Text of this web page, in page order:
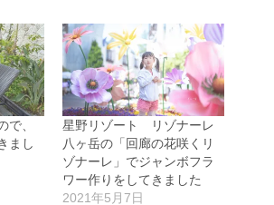
で、
まし
星野リゾート リゾナーレ
八ヶ岳の「回廊の花咲くリ
ゾナーレ」でジャンボフラ
ワー作りをしてきました
2021年5月7日